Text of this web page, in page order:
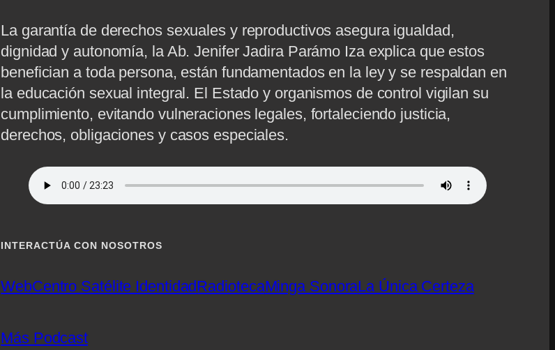
La garantía de derechos sexuales y reproductivos asegura igualdad,
dignidad y autonomía, la Ab. Jenifer Jadira Parámo Iza explica que estos
benefician a toda persona, están fundamentados en la ley y se respaldan en
la educación sexual integral. El Estado y organismos de control vigilan su
cumplimiento, evitando vulneraciones legales, fortaleciendo justicia,
derechos, obligaciones y casos especiales.
INTERACTÚA CON NOSOTROS
WebCentro Satélite IdentidadRadiotecaMinga SonoraLa Única Certeza
Más Podcast